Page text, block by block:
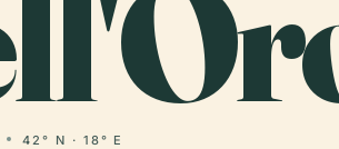
42° N · 18° E